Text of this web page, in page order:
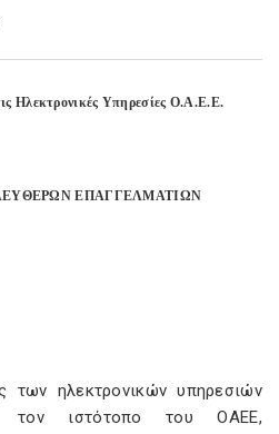
Ηλεκτρονικές Υπηρεσίες Ο.Α.Ε.Ε.
ΕΠΑΓΓΕΛΜΑΤΙΩΝ
των ηλεκτρονικών υπηρεσιών
τον ιστότοπο του ΟΑΕΕ,